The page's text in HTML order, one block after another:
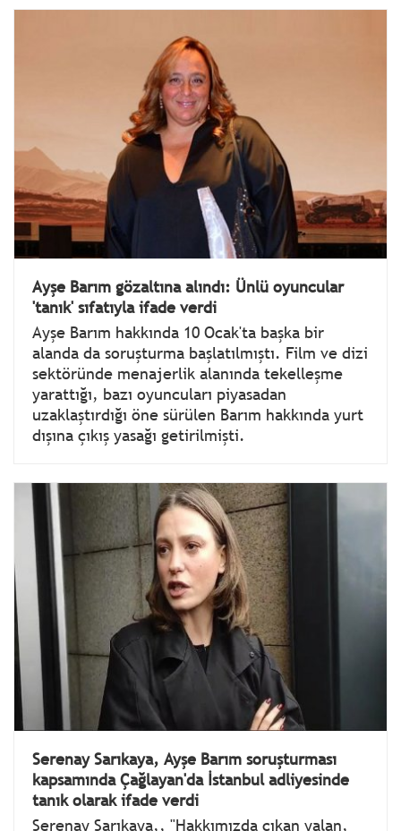
Ayşe Barım gözaltına alındı: Ünlü oyuncular
'tanık' sıfatıyla ifade verdi
Ayşe Barım hakkında 10 Ocak'ta başka bir
alanda da soruşturma başlatılmıştı. Film ve dizi
sektöründe menajerlik alanında tekelleşme
yarattığı, bazı oyuncuları piyasadan
uzaklaştırdığı öne sürülen Barım hakkında yurt
dışına çıkış yasağı getirilmişti.
Serenay Sarıkaya, Ayşe Barım soruşturması
kapsamında Çağlayan'da İstanbul adliyesinde
tanık olarak ifade verdi
Serenay Sarıkaya,, "Hakkımızda çıkan yalan,